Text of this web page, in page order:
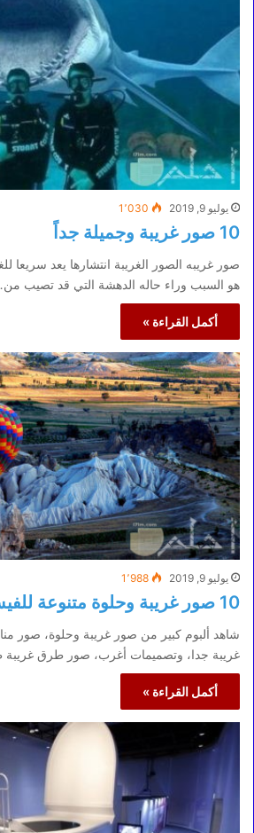
يوليو 9, 2019 1٬030
10 صور غريبة وجميلة جداً
صور غريبه الصور الغريبة انتشارها يعد سريعا
هو السبب وراء حاله الدهشة التي قد تصيب
أكمل القراءة »
يوليو 9, 2019 1٬988
10 صور غريبة وحلوة متنوعة للفيس بوك وتويتر
شاهد ألبوم كبير من صور غريبة وحلوة، صور
غريبة جدا، وتصميمات أغرب، صور طرق غريبة
أكمل القراءة »